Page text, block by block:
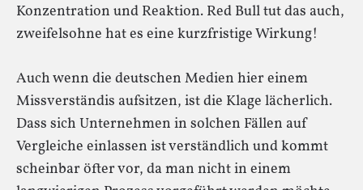
Konzentration und Reaktion. Red Bull tut das auch,
zweifelsohne hat es eine kurzfristige Wirkung!
Auch wenn die deutschen Medien hier einem
Missverständis aufsitzen, ist die Klage lächerlich.
Dass sich Unternehmen in solchen Fällen auf
Vergleiche einlassen ist verständlich und kommt
scheinbar öfter vor, da man nicht in einem